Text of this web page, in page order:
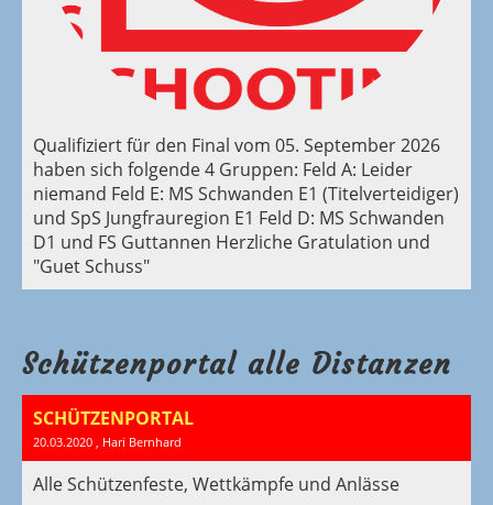
Qualifiziert für den Final vom 05. September 2026
haben sich folgende 4 Gruppen: Feld A: Leider
niemand Feld E: MS Schwanden E1 (Titelverteidiger)
und SpS Jungfrauregion E1 Feld D: MS Schwanden
D1 und FS Guttannen Herzliche Gratulation und
"Guet Schuss"
Schützenportal alle Distanzen
SCHÜTZENPORTAL
20.03.2020 , Hari Bernhard
Alle Schützenfeste, Wettkämpfe und Anlässe